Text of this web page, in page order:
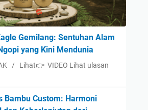
Gemilang: Sentuhan Alam
yang Kini Mendunia
/ Lihat👉 VIDEO Lihat ulasan
Bambu Custom: Harmoni